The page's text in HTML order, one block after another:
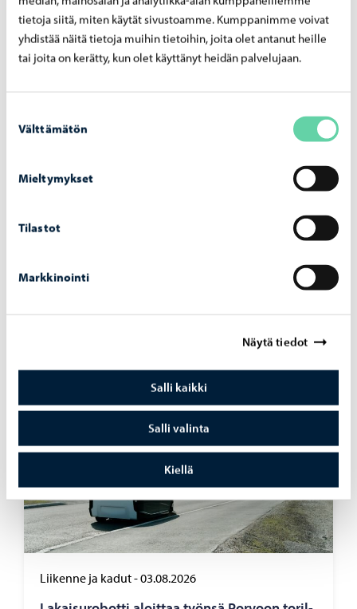
tietoja siitä, miten käytät sivustoamme. Kumppanimme voivat
yhdistää näitä tietoja muihin tietoihin, joita olet antanut heille
tai joita on kerätty, kun olet käyttänyt heidän palvelujaan.
valinta
Välttämätön
Mieltymykset
Tilastot
Markkinointi
Näytä tiedot
Salli kaikki
Salli valinta
Kiellä
Alek­san­te­rin­ka­dun silta ava­taan lii­ken­teel­le
Liikenne ja kadut-03.08.2026